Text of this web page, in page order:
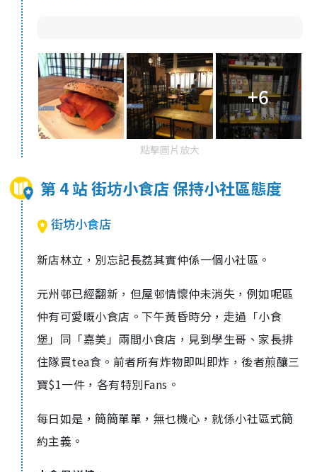
+6
點擊圖片放大
第 4 站 街坊小食店 保持小社區態度
街坊小食店
新店林立，別忘記長荔其實仲係一個小社區。
元州邨已經翻新，但屋邨情懷仲未消失，例如呢區
仲有可愛嘅小食店。下午黃昏時分，走過「小食
堡」同「嘉美」兩間小食店，見到學生哥、家長排
住隊買tea食。前者所有炸物即叫即炸，後者煎釀三
寶$1一件，各有特別Fans。
每日如是，簡簡單單，無乜機心，就係小社區式簡
約主義。